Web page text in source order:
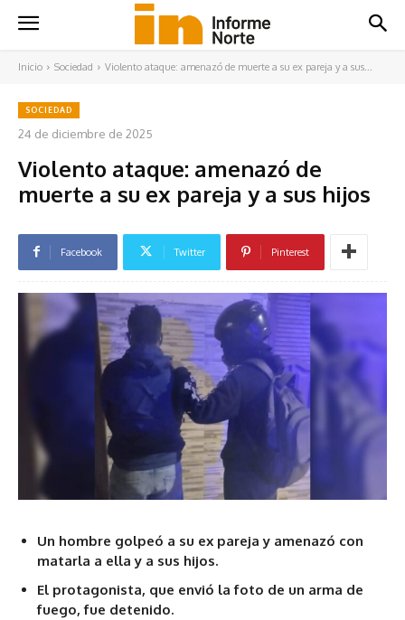
Inicio Sociedad Violento ataque: amenazó de muerte a su ex pareja y a sus...
SOCIEDAD
24 de diciembre de 2025
Violento ataque: amenazó de
muerte a su ex pareja y a sus hijos
Facebook Twitter Pinterest
Un hombre golpeó a su ex pareja y amenazó con
matarla a ella y a sus hijos.
El protagonista, que envió la foto de un arma de
fuego, fue detenido.